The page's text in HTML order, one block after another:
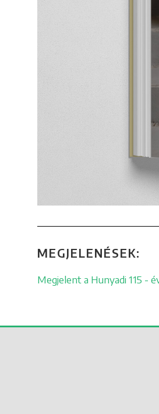
MEGJELENÉSEK:
Megjelent a Hunyadi 115 -